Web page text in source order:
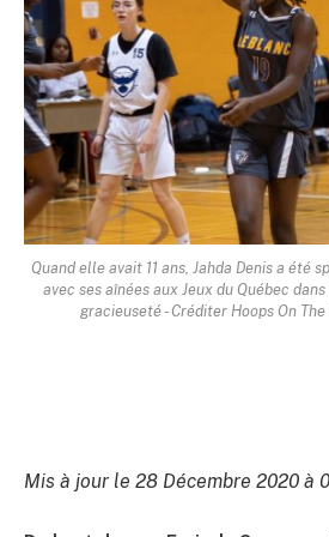
Quand elle avait 11 ans, Jahda Denis a été
avec ses aînées aux Jeux du Québec
gracieuseté - Créditer Hoops On
Mis à jour le 28 Décembre 2020 à